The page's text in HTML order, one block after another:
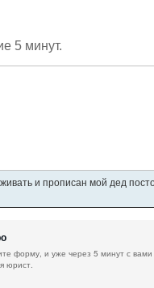
5 минут.
и прописан мой дед
форму, и уже через 5 минут с вами
юрист.